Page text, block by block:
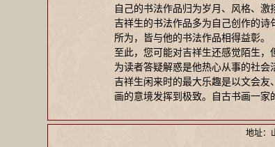
自己的书法作品归为岁月、风格、
吉祥生的书法作品多为自己创作的
所为，皆与他的书法作品相得益彰。
至此，您可能对吉祥生还感觉陌生，
为读者答疑解惑是他热心从事的社会
吉祥生闲来时的最大乐趣是以文会
画的意境发挥到极致。自古书画一家
地址：